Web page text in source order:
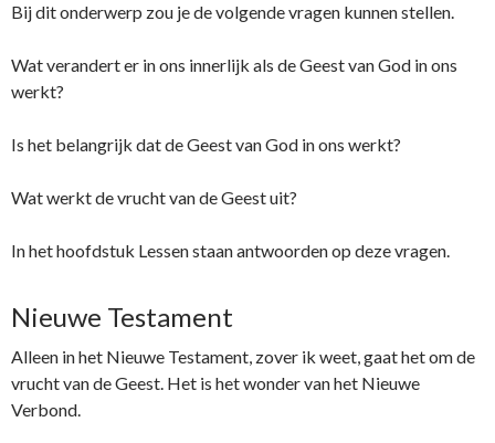
Bij dit onderwerp zou je de volgende vragen kunnen stellen.
Wat verandert er in ons innerlijk als de Geest van God in ons
werkt?
Is het belangrijk dat de Geest van God in ons werkt?
Wat werkt de vrucht van de Geest uit?
In het hoofdstuk Lessen staan antwoorden op deze vragen.
Nieuwe Testament
Alleen in het Nieuwe Testament, zover ik weet, gaat het om de
vrucht van de Geest. Het is het wonder van het Nieuwe
Verbond.